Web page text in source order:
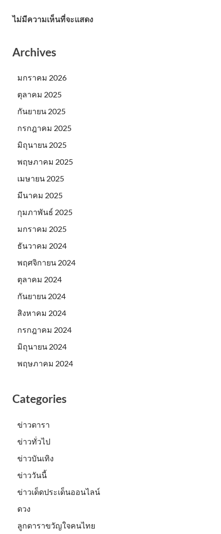
ไม่มีความเห็นที่จะแสดง
Archives
มกราคม 2026
ตุลาคม 2025
กันยายน 2025
กรกฎาคม 2025
มิถุนายน 2025
พฤษภาคม 2025
เมษายน 2025
มีนาคม 2025
กุมภาพันธ์ 2025
มกราคม 2025
ธันวาคม 2024
พฤศจิกายน 2024
ตุลาคม 2024
กันยายน 2024
สิงหาคม 2024
กรกฎาคม 2024
มิถุนายน 2024
พฤษภาคม 2024
Categories
ข่าวดารา
ข่าวทั่วไป
ข่าวบันเทิง
ข่าววันนี้
ข่าวเด็ดประเด็นออนไลน์
ดวง
ลูกดาราขวัญใจคนไทย